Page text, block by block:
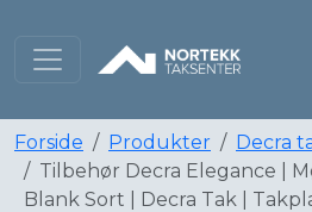
Forside Produkter
Decra
Tilbehør Decra Elegance |
Blank Sort | Decra Tak |